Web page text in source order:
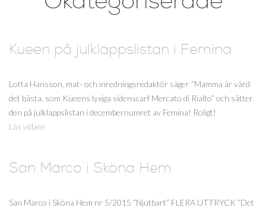
Kueen på julklappslistan i Femina
Lotta Hansson, mat- och inredningsredaktör säger ”Mamma är värd
det bästa, som Kueens lyxiga sidenscarf Mercato di Rialto” och sätter
den på julklappslistan i decembernumret av Femina! Roligt!
Läs vidare
San Marco i Sköna Hem
San Marco i Sköna Hem nr 5/2015 ”Njutbart” FLERA UTTRYCK ”Det